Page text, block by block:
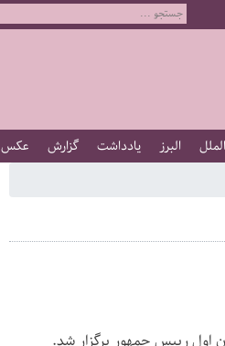
البرز یادداشت گزارش عکس
اول رییس جمهور برگزار شد.